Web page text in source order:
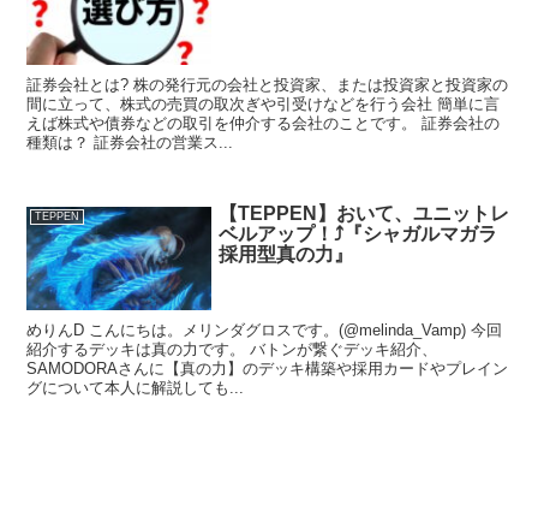
証券会社とは? 株の発行元の会社と投資家、または投資家と投資家の
間に立って、株式の売買の取次ぎや引受けなどを行う会社 簡単に言
えば株式や債券などの取引を仲介する会社のことです。 証券会社の
種類は？ 証券会社の営業ス...
TEPPEN
【TEPPEN】おいて、ユニットレ
ベルアップ！⤴️『シャガルマガラ
採用型真の力』
めりんD こんにちは。メリンダグロスです。(@melinda_Vamp) 今回
紹介するデッキは真の力です。 バトンが繋ぐデッキ紹介、
SAMODORAさんに【真の力】のデッキ構築や採用カードやプレイン
グについて本人に解説しても...